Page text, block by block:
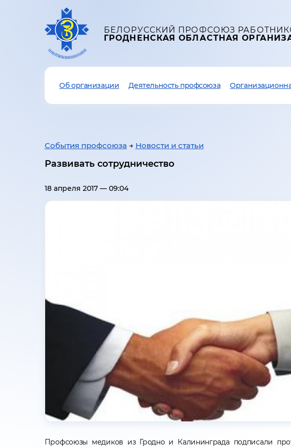
БЕЛОРУССКИЙ ПРОФСОЮЗ
ГРОДНЕНСКАЯ ОБЛАСТНАЯ
Об организации Деятельность профсоюза
События профсоюза → Новости и статьи
Развивать сотрудничество
18 апреля 2017 — 09:04
Профсоюзы медиков из Гродно и Калининграда подписали